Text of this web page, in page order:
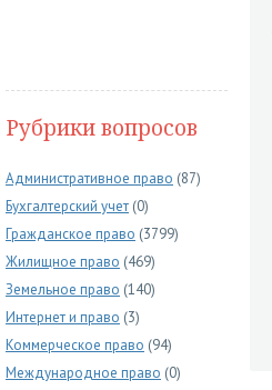
Рубрики вопросов
Административное право (87)
Бухгалтерский учет (0)
Гражданское право (3799)
Жилищное право (469)
Земельное право (140)
Интернет и право (3)
Коммерческое право (94)
Международное право (0)